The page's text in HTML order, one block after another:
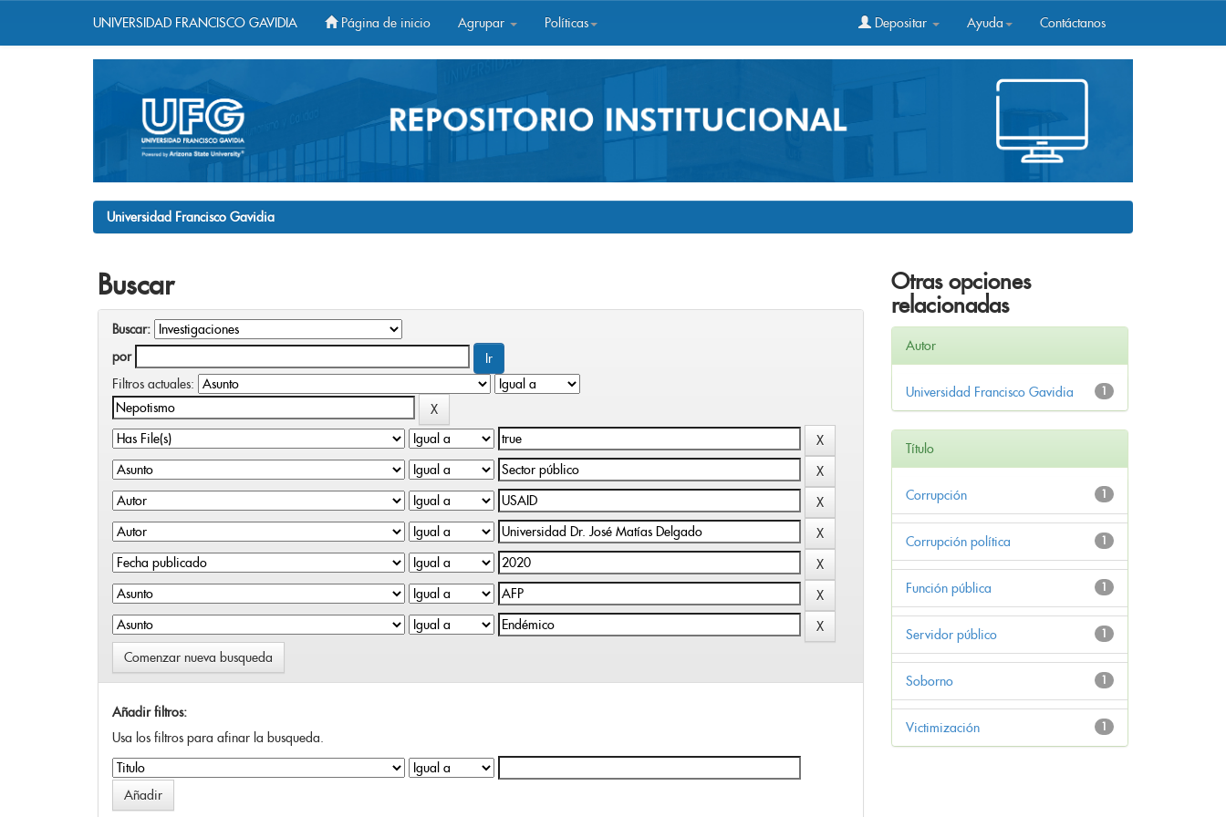
UNIVERSIDAD FRANCISCO GAVIDIA Página de inicio Agrupar Políticas Depositar Ayuda Contáctanos
Universidad Francisco Gavidia
Buscar
Buscar:
por
Filtros actuales:
Comenzar nueva busqueda
Añadir filtros:
Usa los filtros para afinar la busqueda.
Otras opciones
relacionadas
Autor
1
Universidad Francisco Gavidia
Título
1
Corrupción
1
Corrupción política
1
Función pública
1
Servidor público
1
Soborno
1
Victimización